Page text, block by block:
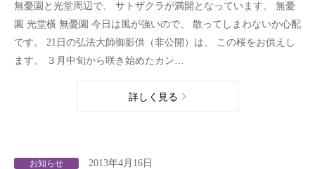
無憂園と光堂周辺で、 サトザクラが満開となっています。 無憂
園 光堂横 無憂園 今日は風が強いので、 散ってしまわないか心配
です。 21日の弘法大師御影供（非公開）は、 この桜をお供えし
ます。 ３月中旬から咲き始めたカン…
詳しく見る
お知らせ 2013年4月16日